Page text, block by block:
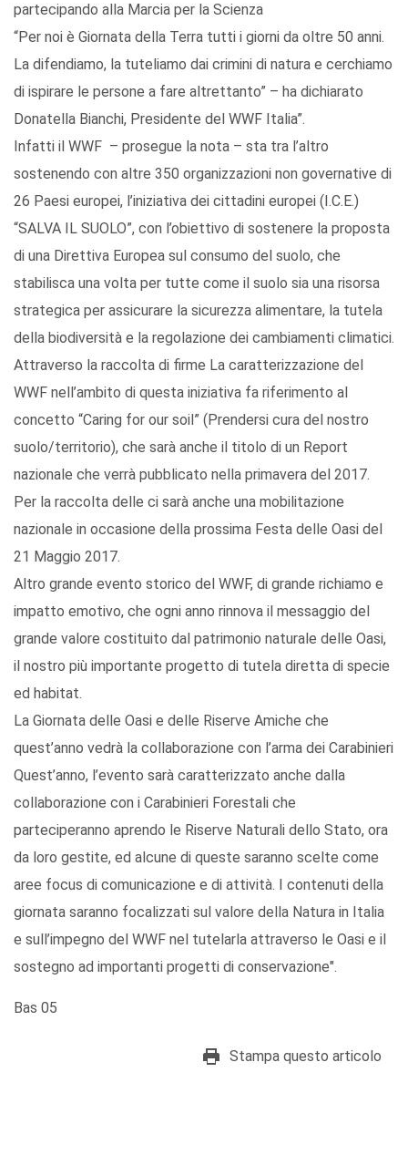
partecipando alla Marcia per la Scienza
“Per noi è Giornata della Terra tutti i giorni da oltre 50 anni.
La difendiamo, la tuteliamo dai crimini di natura e cerchiamo
di ispirare le persone a fare altrettanto” – ha dichiarato
Donatella Bianchi, Presidente del WWF Italia”.
Infatti il WWF – prosegue la nota – sta tra l’altro
sostenendo con altre 350 organizzazioni non governative di
26 Paesi europei, l’iniziativa dei cittadini europei (I.C.E.)
“SALVA IL SUOLO”, con l’obiettivo di sostenere la proposta
di una Direttiva Europea sul consumo del suolo, che
stabilisca una volta per tutte come il suolo sia una risorsa
strategica per assicurare la sicurezza alimentare, la tutela
della biodiversità e la regolazione dei cambiamenti climatici.
Attraverso la raccolta di firme La caratterizzazione del
WWF nell’ambito di questa iniziativa fa riferimento al
concetto “Caring for our soil” (Prendersi cura del nostro
suolo/territorio), che sarà anche il titolo di un Report
nazionale che verrà pubblicato nella primavera del 2017.
Per la raccolta delle ci sarà anche una mobilitazione
nazionale in occasione della prossima Festa delle Oasi del
21 Maggio 2017.
Altro grande evento storico del WWF, di grande richiamo e
impatto emotivo, che ogni anno rinnova il messaggio del
grande valore costituito dal patrimonio naturale delle Oasi,
il nostro più importante progetto di tutela diretta di specie
ed habitat.
La Giornata delle Oasi e delle Riserve Amiche che
quest’anno vedrà la collaborazione con l’arma dei Carabinieri
Quest’anno, l’evento sarà caratterizzato anche dalla
collaborazione con i Carabinieri Forestali che
parteciperanno aprendo le Riserve Naturali dello Stato, ora
da loro gestite, ed alcune di queste saranno scelte come
aree focus di comunicazione e di attività. I contenuti della
giornata saranno focalizzati sul valore della Natura in Italia
e sull’impegno del WWF nel tutelarla attraverso le Oasi e il
sostegno ad importanti progetti di conservazione".
Bas 05
Stampa questo articolo